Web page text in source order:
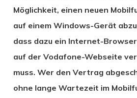
Möglichkeit, einen neuen
auf einem Windows-Gerät
dass dazu ein Internet-
auf der Vodafone-Webseite
muss. Wer den Vertrag
ohne lange Wartezeit im